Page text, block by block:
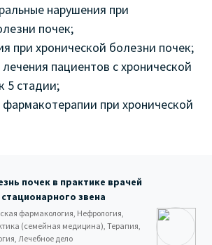
нарушения при
почек;
при хронической болезни почек;
пациентов с хронической
5 стадии;
при хронической
почек в практике врачей
звена
фармакология, Нефрология,
(семейная медицина), Терапия,
Лечебное дело